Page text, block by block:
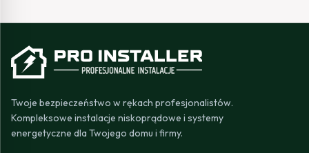
Twoje bezpieczeństwo w rękach profesjonalistów.
Kompleksowe instalacje niskoprądowe i systemy
energetyczne dla Twojego domu i firmy.